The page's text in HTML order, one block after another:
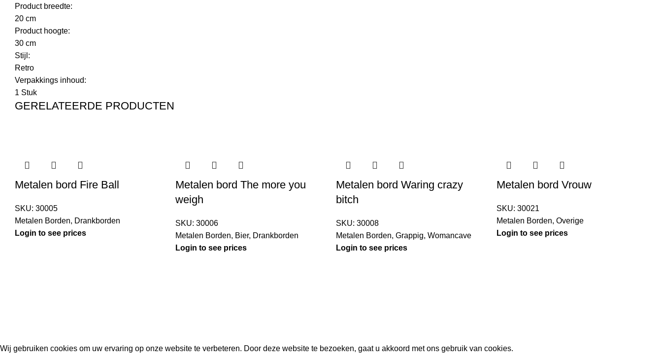
Product breedte:
20 cm
Product hoogte:
30 cm
Stijl:
Retro
Verpakkings inhoud:
1 Stuk
GERELATEERDE PRODUCTEN
Metalen bord Fire Ball
SKU: 30005
Metalen Borden, Drankborden
Login to see prices
Metalen bord The more you
weigh
SKU: 30006
Metalen Borden, Bier, Drankborden
Login to see prices
Metalen bord Waring crazy
bitch
SKU: 30008
Metalen Borden, Grappig, Womancave
Login to see prices
Metalen bord Vrouw
SKU: 30021
Metalen Borden, Overige
Login to see prices
Wij gebruiken cookies om uw ervaring op onze website te verbeteren. Door deze website te bezoeken, gaat u akkoord met ons gebruik van cookies.